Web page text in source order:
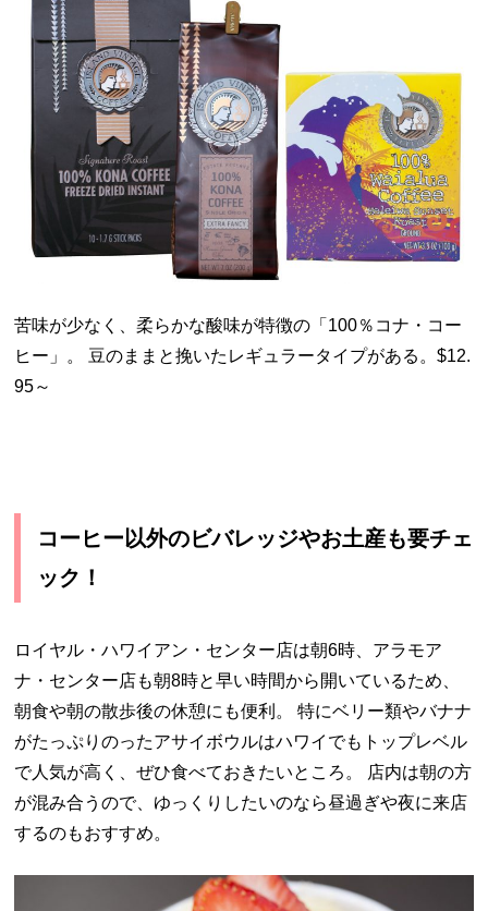
苦味が少なく、柔らかな酸味が特徴の「100％コナ・コー
ヒー」。 豆のままと挽いたレギュラータイプがある。$12.
95～
コーヒー以外のビバレッジやお土産も要チェ
ック！
ロイヤル・ハワイアン・センター店は朝6時、アラモア
ナ・センター店も朝8時と早い時間から開いているため、
朝食や朝の散歩後の休憩にも便利。 特にベリー類やバナナ
がたっぷりのったアサイボウルはハワイでもトップレベル
で人気が高く、ぜひ食べておきたいところ。 店内は朝の方
が混み合うので、ゆっくりしたいのなら昼過ぎや夜に来店
するのもおすすめ。